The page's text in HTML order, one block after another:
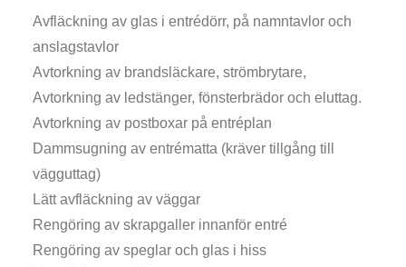
Avfläckning av glas i entrédörr, på namntavlor och
anslagstavlor
Avtorkning av brandsläckare, strömbrytare,
Avtorkning av ledstänger, fönsterbrädor och eluttag.
Avtorkning av postboxar på entréplan
Dammsugning av entrématta (kräver tillgång till
vägguttag)
Lätt avfläckning av väggar
Rengöring av skrapgaller innanför entré
Rengöring av speglar och glas i hiss